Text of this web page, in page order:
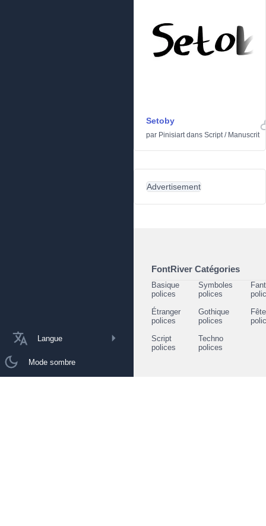
Langue
Mode sombre
Setoby
par Pinisiartdans Script/ Manuscrit
Advertisement
FontRiver Catégories
Basique
polices
Symboles
polices
Étranger
polices
Gothique
polices
Script
polices
Techno
polices